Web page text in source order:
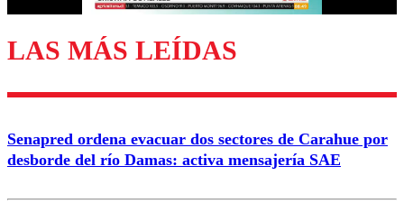
Enviar comentario
LAS MÁS LEÍDAS
Senapred ordena evacuar dos sectores de Carahue por
desborde del río Damas: activa mensajería SAE